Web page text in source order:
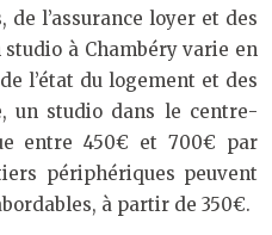
l’assurance loyer et des
studio à Chambéry varie en
l’état du logement et des
un studio dans le centre-
entre 450€ et 700€ par
périphériques peuvent
à partir de 350€.